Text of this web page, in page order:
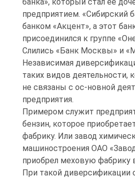
предприятием. «Сибирский
банком «Акцент», а этот
присоединился к группе
Слились «Банк Москвы» и
Независимая
таких видов деятельности,
не связаны с ос-новной
предприятия.
Примером служит
бензин, которое
фабрику. Или завод
машиностроения ОАО
приобрел меховую фабрику
При такой диверсификации